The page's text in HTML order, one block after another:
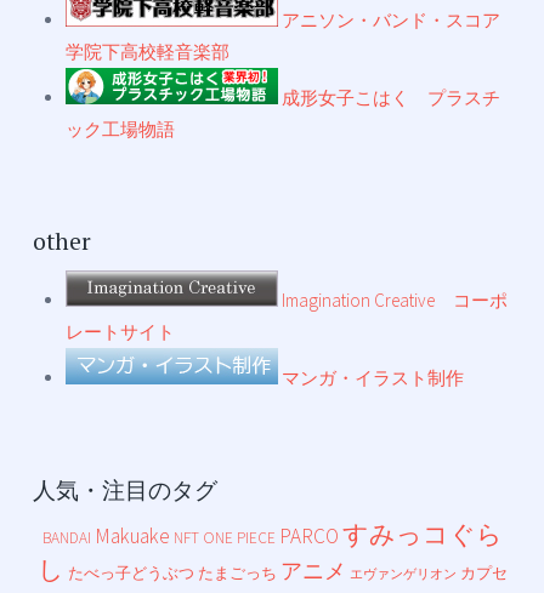
アニソン・バンド・スコア
学院下高校軽音楽部
成形女子こはく プラスチ
ック工場物語
other
Imagination Creative コーポ
レートサイト
マンガ・イラスト制作
人気・注目のタグ
BANDAI Makuake NFT ONE PIECE PARCOすみっコぐら
し たべっ子どうぶつ たまごっち アニメ エヴァンゲリオン カプセ